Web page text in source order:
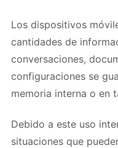
Los dispositivos
cantidades de
conversaciones,
configuraciones se
memoria interna o en
Debido a este uso
situaciones que